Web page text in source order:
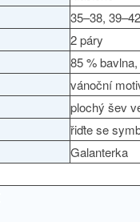
35–38,
2 páry
85 %
vánoční
plochý šev
řiďte se
Galanterka